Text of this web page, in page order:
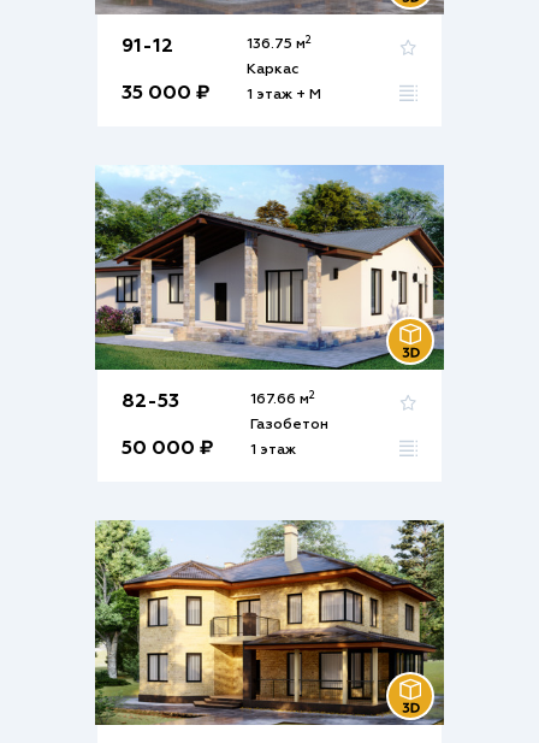
91-12
35 000 ₽
136.75 м2
Каркас
1 этаж + М
82-53
50 000 ₽
167.66 м2
Газобетон
1 этаж